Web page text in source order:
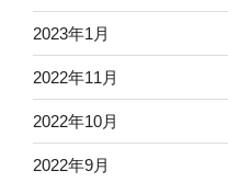
2023年1月
2022年11月
2022年10月
2022年9月